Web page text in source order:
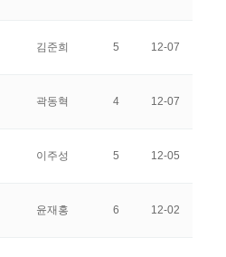
김준희 5 12-07
곽동혁 4 12-07
이주성 5 12-05
윤재홍 6 12-02